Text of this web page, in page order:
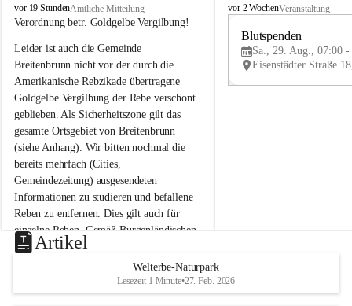
B
r
i
t
e
n
b
r
u
n
n
a
m
N
e
u
s
d
vor 19 StundenAmtliche Mitteilung
Verordnung betr. Goldgelbe Vergilbung!
Leider ist auch die Gemeinde
Breitenbrunn nicht vor der durch die
Amerikanische Rebzikade übertragene
Goldgelbe Vergilbung der Rebe verschont
geblieben. Als Sicherheitszone gilt das
gesamte Ortsgebiet von Breitenbrunn
(siehe Anhang). Wir bitten nochmal die
bereits mehrfach (Cities,
Gemeindezeitung) ausgesendeten
Informationen zu studieren und befallene
Reben zu entfernen. Dies gilt auch für
einzelne Reben. Gemäß Burgenländischen
Weinbaugesetz sind nicht gepflegte oder
unzulässige Weingärten zu roden! Bitte
helfen wir zusammen um unsere Winzer
vor den prognostizierten Ernteausfällen
B
e
u
e
d
vor 2 WochenVeranstaltung
Blutspenden
Sa., 29. Aug., 07:00 -
Artikel
Welterbe-Naturpark
Lesezeit 1 Minute•27. Feb. 2026